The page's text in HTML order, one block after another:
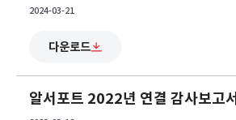
2024-03-21
다운로드
알서포트 2022년 연결 감사보고서